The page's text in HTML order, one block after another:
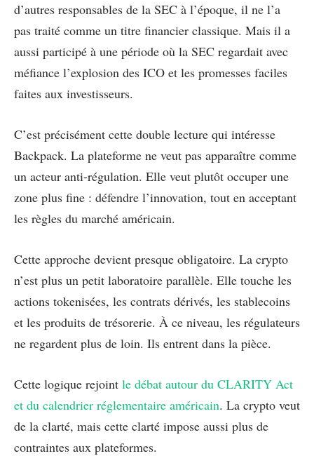
d’autres responsables de la SEC à l’époque, il ne l’a
pas traité comme un titre financier classique. Mais il a
aussi participé à une période où la SEC regardait avec
méfiance l’explosion des ICO et les promesses faciles
faites aux investisseurs.
C’est précisément cette double lecture qui intéresse
Backpack. La plateforme ne veut pas apparaître comme
un acteur anti-régulation. Elle veut plutôt occuper une
zone plus fine : défendre l’innovation, tout en acceptant
les règles du marché américain.
Cette approche devient presque obligatoire. La crypto
n’est plus un petit laboratoire parallèle. Elle touche les
actions tokenisées, les contrats dérivés, les stablecoins
et les produits de trésorerie. À ce niveau, les régulateurs
ne regardent plus de loin. Ils entrent dans la pièce.
Cette logique rejoint le débat autour du CLARITY Act
et du calendrier réglementaire américain. La crypto veut
de la clarté, mais cette clarté impose aussi plus de
contraintes aux plateformes.